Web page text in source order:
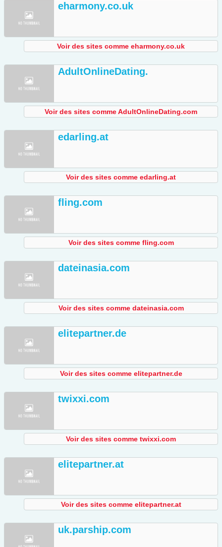
eharmony.co.uk
Voir des sites comme eharmony.co.uk
AdultOnlineDating.
Voir des sites comme AdultOnlineDating.com
edarling.at
Voir des sites comme edarling.at
fling.com
Voir des sites comme fling.com
dateinasia.com
Voir des sites comme dateinasia.com
elitepartner.de
Voir des sites comme elitepartner.de
twixxi.com
Voir des sites comme twixxi.com
elitepartner.at
Voir des sites comme elitepartner.at
uk.parship.com